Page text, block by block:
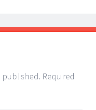
published. Required